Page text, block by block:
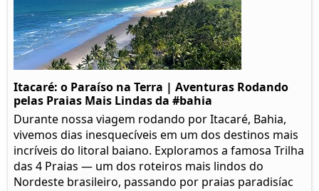
Itacaré: o Paraíso na Terra | Aventuras Rodando
pelas Praias Mais Lindas da #bahia
Durante nossa viagem rodando por Itacaré, Bahia,
vivemos dias inesquecíveis em um dos destinos mais
incríveis do litoral baiano. Exploramos a famosa Trilha
das 4 Praias — um dos roteiros mais lindos do
Nordeste brasileiro, passando por praias paradisíac